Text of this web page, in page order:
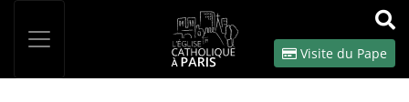
OK
Visite du Pape
Panneau de gestion des cookies